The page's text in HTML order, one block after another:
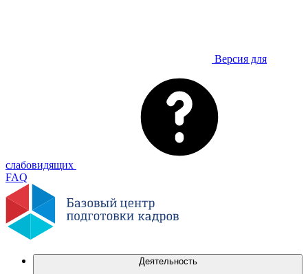
Версия для
слабовидящих
FAQ
Деятельность